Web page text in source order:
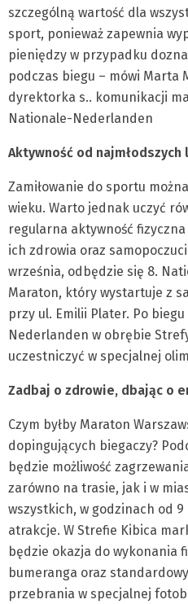
szczególną wartość dla
sport, ponieważ zapewnia
pieniędzy w przypadku
podczas biegu – mówi Marta
dyrektorka s.. komunikacji
Nationale-Nederlanden
Aktywność od najmłodszych
Zamiłowanie do sportu
wieku. Warto jednak uczyć
regularna aktywność
ich zdrowia oraz
września, odbędzie się 8.
Maraton, który wystartuje z
przy ul. Emilii Plater. Po
Nederlanden w obrębie
uczestniczyć w specjalnej
Zadbaj o zdrowie, dbając o
Czym byłby Maraton
dopingujących biegaczy?
będzie możliwość
zarówno na trasie, jak i w
wszystkich, w godzinach od
atrakcje. W Strefie Kibica
będzie okazja do wykonania
bumeranga oraz
przebrania w specjalnej